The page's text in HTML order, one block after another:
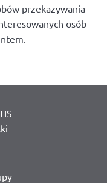
przekazywania
osób